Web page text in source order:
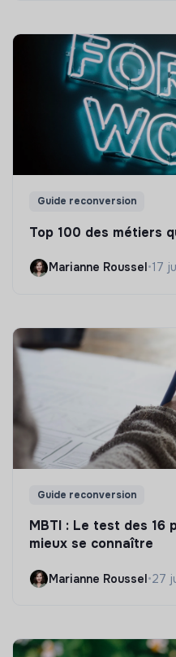
Guide reconversion
Top 100 des métiers
Marianne Roussel•17
Guide reconversion
MBTI : Le test des 16
mieux se connaître
Marianne Roussel•27